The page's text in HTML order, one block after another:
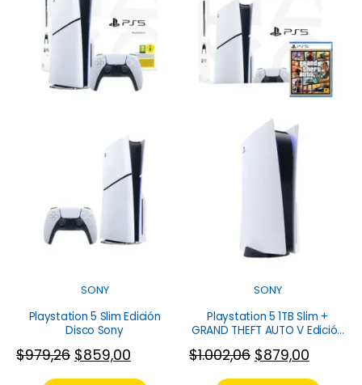
SONY
Playstation 5 Slim Edición
Disco Sony
$979,26 $859,00
SONY
Playstation 5 1TB Slim +
GRAND THEFT AUTO V Edición
$1.002,06 $879,00